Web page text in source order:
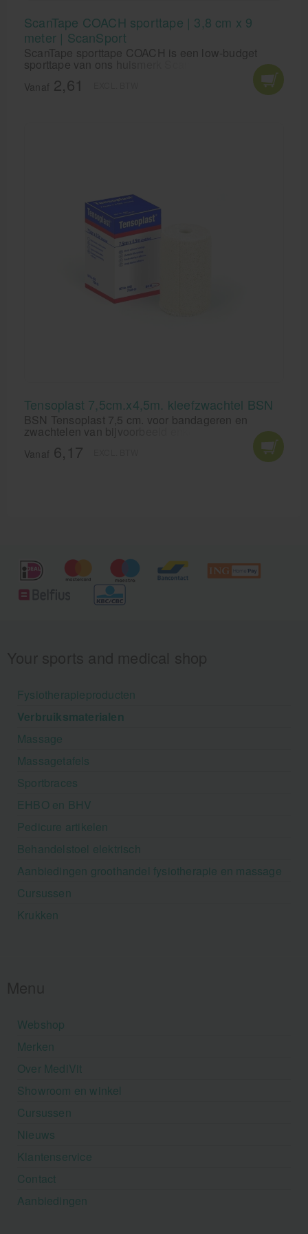
ScanTape COACH sporttape | 3,8 cm x 9
meter | ScanSport
ScanTape sporttape COACH is een low-budget
sporttape van ons huismerk Scansport. ScanTape
COACH is een inelastische sporttape voor het
voorkomen en behandelen van blessures. Sterke
Vanaf 2,61
Tensoplast 7,5cm.x4,5m. kleefzwachtel BSN
BSN Tensoplast 7,5 cm. voor bandageren en
zwachtelen van bijvoorbeeld enkels en polsen.
BSN Medical Tensoplast laat lucht en vocht door en
daardoor kan de huid blijven ademen.
Vanaf 6,17
Fysiotherapieproducten
Verbruiksmaterialen
Massage
Massagetafels
Sportbraces
EHBO en BHV
Pedicure artikelen
Behandelstoel elektrisch
Aanbiedingen groothandel fysiotherapie en massage
Cursussen
Krukken
Webshop
Merken
Over MediVit
Showroom en winkel
Cursussen
Nieuws
Klantenservice
Contact
Aanbiedingen